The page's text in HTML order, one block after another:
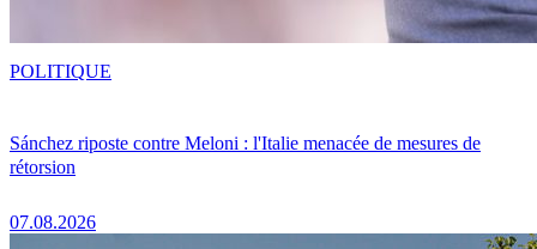
Sánchez riposte contre Meloni : l'Italie menacée de mesures de
rétorsion
07.08.2026
POLITIQUE